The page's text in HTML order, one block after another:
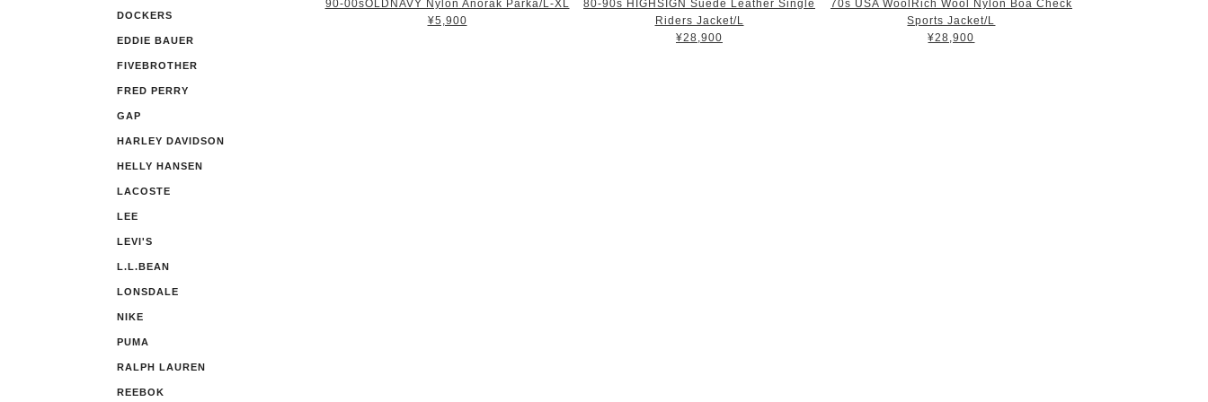
DOCKERS
EDDIE BAUER
FIVEBROTHER
FRED PERRY
GAP
HARLEY DAVIDSON
HELLY HANSEN
LACOSTE
LEE
LEVI'S
L.L.BEAN
LONSDALE
NIKE
PUMA
RALPH LAUREN
REEBOK
90-00sOLDNAVY Nylon Anorak Parka/L-XL
¥5,900
80-90s HIGHSIGN Suede Leather Single
Riders Jacket/L
¥28,900
70s USA WoolRich Wool Nylon Boa Check
Sports Jacket/L
¥28,900